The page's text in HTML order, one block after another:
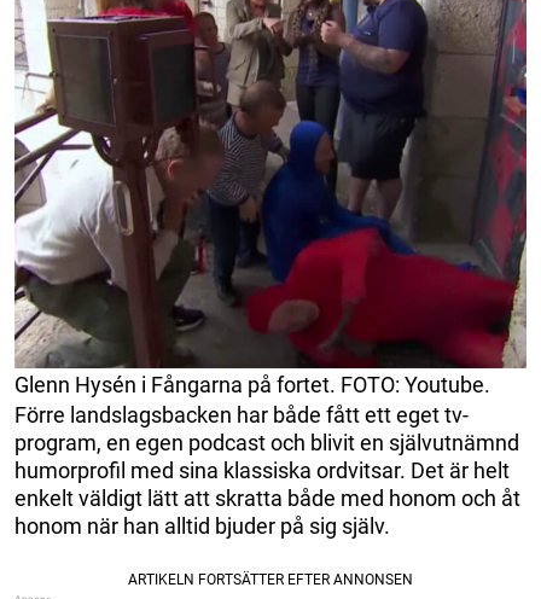
Glenn Hysén i Fångarna på fortet. FOTO: Youtube.
Förre landslagsbacken har både fått ett eget tv-
program, en egen podcast och blivit en självutnämnd
humorprofil med sina klassiska ordvitsar. Det är helt
enkelt väldigt lätt att skratta både med honom och åt
honom när han alltid bjuder på sig själv.